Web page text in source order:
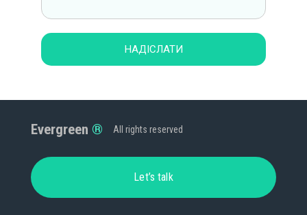
НАДІСЛАТИ
Evergreen All rights reserved
Let’s talk